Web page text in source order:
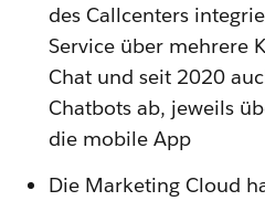
des Callcenters
Service über mehrere
Chat und seit 2020
Chatbots ab, jeweils
die mobile App
Die Marketing Cloud